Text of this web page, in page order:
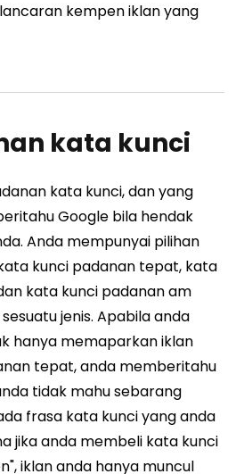
kempen iklan yang
kata kunci
kata kunci, dan yang
Google bila hendak
Anda mempunyai pilihan
kunci padanan tepat, kata
kata kunci padanan am
jenis. Apabila anda
hanya memaparkan iklan
tepat, anda memberitahu
tidak mahu sebarang
frasa kata kunci yang anda
jika anda membeli kata kunci
iklan anda hanya muncul